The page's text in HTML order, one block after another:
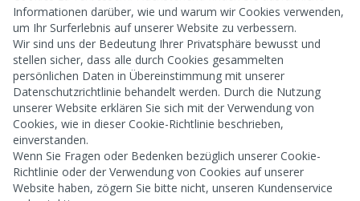
Informationen darüber, wie und warum wir Cookies verwenden,
um Ihr Surferlebnis auf unserer Website zu verbessern.
Wir sind uns der Bedeutung Ihrer Privatsphäre bewusst und
stellen sicher, dass alle durch Cookies gesammelten
persönlichen Daten in Übereinstimmung mit unserer
Datenschutzrichtlinie behandelt werden. Durch die Nutzung
unserer Website erklären Sie sich mit der Verwendung von
Cookies, wie in dieser Cookie-Richtlinie beschrieben,
einverstanden.
Wenn Sie Fragen oder Bedenken bezüglich unserer Cookie-
Richtlinie oder der Verwendung von Cookies auf unserer
Website haben, zögern Sie bitte nicht, unseren Kundenservice